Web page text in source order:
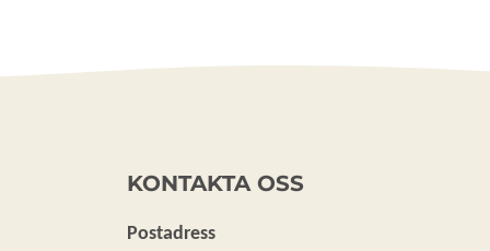
KONTAKTA OSS
Postadress